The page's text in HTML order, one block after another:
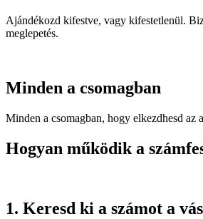
Ajándékozd kifestve, vagy kifestetlenül.
meglepetés.
Minden a csomagban
Minden a csomagban, hogy elkezdhesd az
Hogyan működik a
1. Keresd ki a számot a